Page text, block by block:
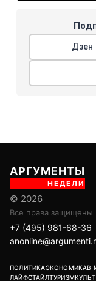
Дзен
АРГУМЕНТЫ
НЕДЕЛИ
© 2026
Все права защищены
+7 (495) 981-68-36
ПОЛИТИКАЭКОНОМИКАВ
ЛАЙФСТАЙЛТУРИЗМ